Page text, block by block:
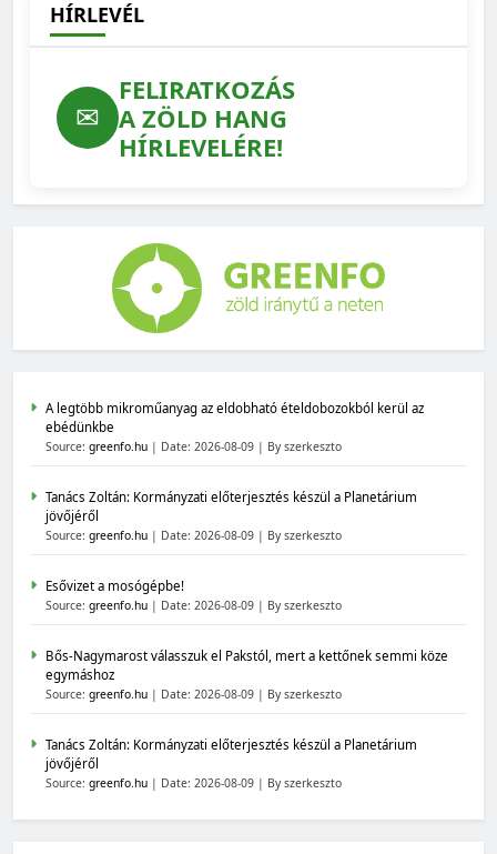
HÍRLEVÉL
✉
FELIRATKOZÁS
A ZÖLD HANG
HÍRLEVELÉRE!
A legtöbb mikroműanyag az eldobható ételdobozokból kerül az
ebédünkbe
Source: greenfo.hu Date: 2026-08-09 By szerkeszto
Tanács Zoltán: Kormányzati előterjesztés készül a Planetárium
jövőjéről
Source: greenfo.hu Date: 2026-08-09 By szerkeszto
Esővizet a mosógépbe!
Source: greenfo.hu Date: 2026-08-09 By szerkeszto
Bős-Nagymarost válasszuk el Pakstól, mert a kettőnek semmi köze
egymáshoz
Source: greenfo.hu Date: 2026-08-09 By szerkeszto
Tanács Zoltán: Kormányzati előterjesztés készül a Planetárium
jövőjéről
Source: greenfo.hu Date: 2026-08-09 By szerkeszto